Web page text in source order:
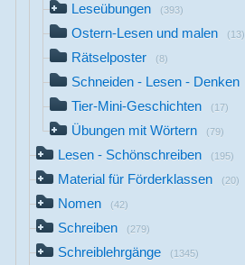
Leseübungen (393)
Ostern-Lesen und malen (13)
Rätselposter (8)
Schneiden - Lesen - Denken
Tier-Mini-Geschichten (17)
Übungen mit Wörtern (79)
Lesen - Schönschreiben (195)
Material für Förderklassen (20)
Nomen (42)
Schreiben (279)
Schreiblehrgänge (1345)